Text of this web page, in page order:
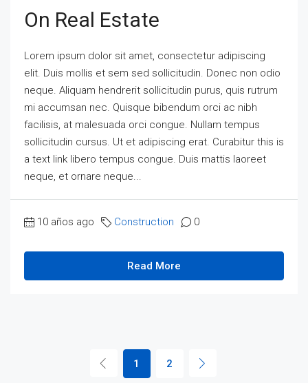
On Real Estate
Lorem ipsum dolor sit amet, consectetur adipiscing
elit. Duis mollis et sem sed sollicitudin. Donec non odio
neque. Aliquam hendrerit sollicitudin purus, quis rutrum
mi accumsan nec. Quisque bibendum orci ac nibh
facilisis, at malesuada orci congue. Nullam tempus
sollicitudin cursus. Ut et adipiscing erat. Curabitur this is
a text link libero tempus congue. Duis mattis laoreet
neque, et ornare neque...
10 años ago Construction 0
Read More
1 2